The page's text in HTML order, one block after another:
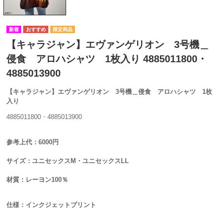
【キャラジャン】エヴァンゲリオン 3号機＿
侵食 アロハシャツ 1枚入り 4885011800・
4885013900
【キャラジャン】エヴァンゲリオン 3号機＿侵食 アロハシャツ 1枚
入り
4885011800・4885013900
参考上代：6000円
サイズ：ユニセックスM・ユニセックスLL
材質：レーヨン100％
仕様：インクジェットプリント